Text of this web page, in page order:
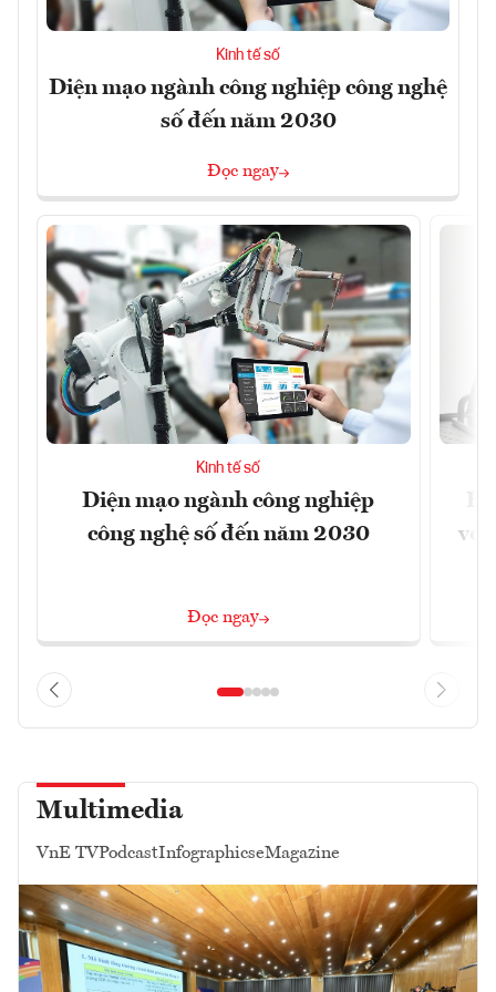
Kinh tế số
Diện mạo ngành công nghiệp công nghệ
số đến năm 2030
Đọc ngay
Kinh tế số
Diện mạo ngành công nghiệp
công nghệ số đến năm 2030
Đọc ngay
với
Multimedia
VnE TVPodcastInfographicseMagazine